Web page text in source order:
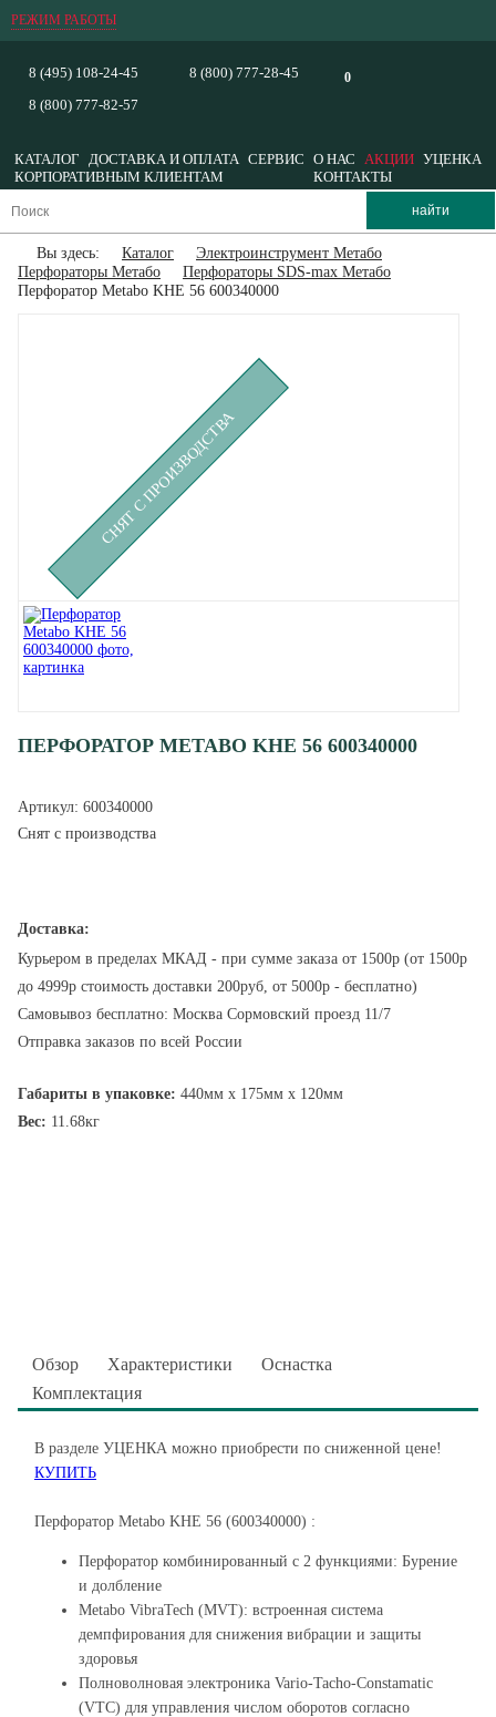
РЕЖИМ РАБОТЫ
0
8 (495) 108-24-45
8 (800) 777-82-57
8 (800) 777-28-45
КАТАЛОГ ДОСТАВКА И ОПЛАТА СЕРВИС О НАС АКЦИИ УЦЕНКА
КОРПОРАТИВНЫМ КЛИЕНТАМ
КОНТАКТЫ
Вы здесь: Каталог
Электроинструмент Метабо
Перфораторы Метабо
Перфораторы SDS-max Метабо
Перфоратор Metabo KHE 56 600340000
СНЯТ С ПРОИЗВОДСТВА
ПЕРФОРАТОР METABO KHE 56 600340000
Артикул: 600340000
Снят с производства
Доставка:
Курьером в пределах МКАД - при сумме заказа от 1500р (от 1500р
до 4999р стоимость доставки 200руб, от 5000р - бесплатно)
Самовывоз бесплатно: Москва Сормовский проезд 11/7
Отправка заказов по всей России
Габариты в упаковке: 440мм x 175мм x 120мм
Вес: 11.68кг
Обзор Характеристики
Оснастка
Комплектация
В разделе УЦЕНКА можно приобрести по сниженной цене!
КУПИТЬ
Перфоратор Metabo KHE 56 (600340000) :
Перфоратор комбинированный с 2 функциями: Бурение
и долбление
Metabo VibraTech (MVT): встроенная система
демпфирования для снижения вибрации и защиты
здоровья
Полноволновая электроника Vario-Tacho-Constamatic
(VTC) для управления числом оборотов согласно